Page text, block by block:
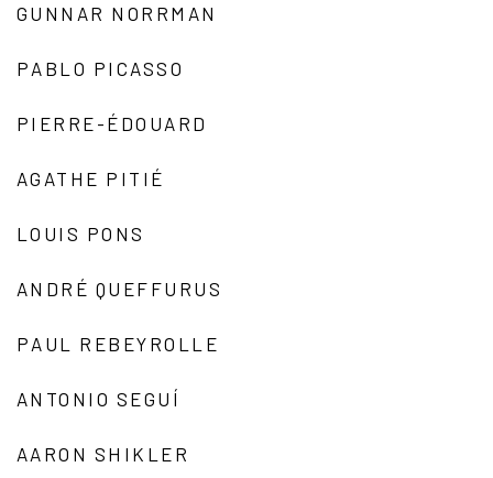
GUNNAR NORRMAN
PABLO PICASSO
PIERRE-ÉDOUARD
AGATHE PITIÉ
LOUIS PONS
ANDRÉ QUEFFURUS
PAUL REBEYROLLE
ANTONIO SEGUÍ
AARON SHIKLER